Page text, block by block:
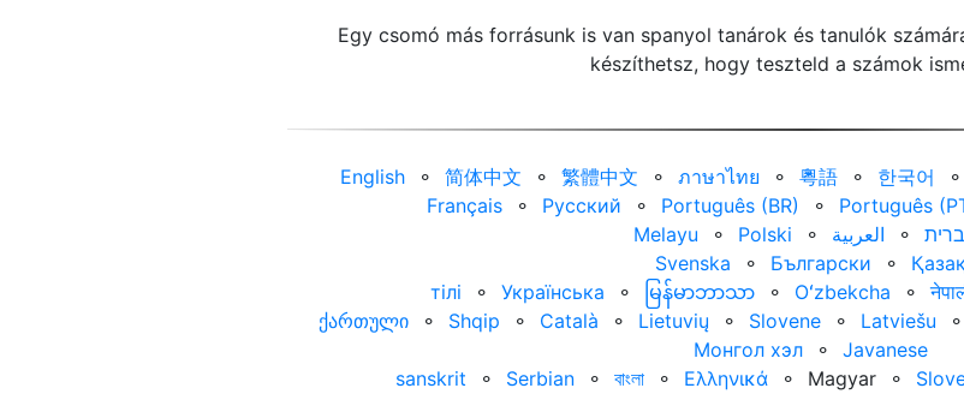
Egy csomó más forrásunk is van spanyol tanárok és tanulók
készíthetsz, hogy teszteld a számok
English ⚬ 简体中文 ⚬ 繁體中文 ⚬ ภาษาไทย ⚬ 粵語 ⚬ 한국어 ⚬
Français
⚬ Русский ⚬ Português (BR) ⚬ Português
Melayu
⚬ Polski ⚬ العربية‏ ⚬
Svenska
⚬ Български ⚬
тілі
⚬ Українська ⚬ မြန်မာဘာသာ ⚬ Oʻzbekcha ⚬
ქართული
⚬ Shqip ⚬ Català ⚬ Lietuvių ⚬ Slovene ⚬ Latviešu ⚬
Монгол хэл
⚬
Javanese
sanskrit
⚬ Serbian ⚬ বাংলা ⚬ Ελληνικά ⚬ Magyar ⚬